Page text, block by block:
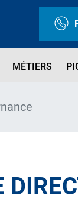
MÉTIERS